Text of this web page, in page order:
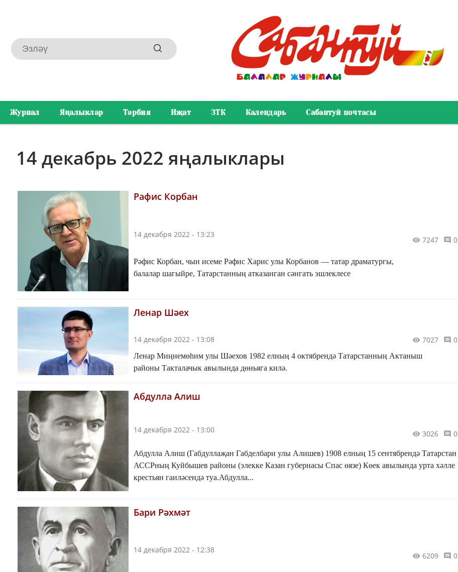
Журнал Яңалыклар Тәрбия Иҗат ЗТК Календарь Сабантуй почтасы
14 декабрь 2022 яңалыклары
Рафис Корбан
14 декабря 2022 - 13:23
7247 0
Рәфис Корбан, чын исеме Рәфис Харис улы Корбанов — татар драматургы,
балалар шагыйре, Татарстанның атказанган сәнгать эшлеклесе
Ленар Шәех
14 декабря 2022 - 13:08 7027 0
Ленар Миңнемөһим улы Шәехов 1982 елның 4 октябрендә Татарстанның Актаныш
районы Такталачык авылында дөньяга килә.
Абдулла Алиш
14 декабря 2022 - 13:00 3026 0
Абдулла Алиш (Габдуллаҗан Габделбари улы Алишев) 1908 елның 15 сентябрендә Татарстан
АССРның Куйбышев районы (элекке Казан губернасы Спас өязе) Көек авылында урта хәлле
крестьян гаиләсендә туа.Абдулла...
Бари Рәхмәт
14 декабря 2022 - 12:38
6209 0